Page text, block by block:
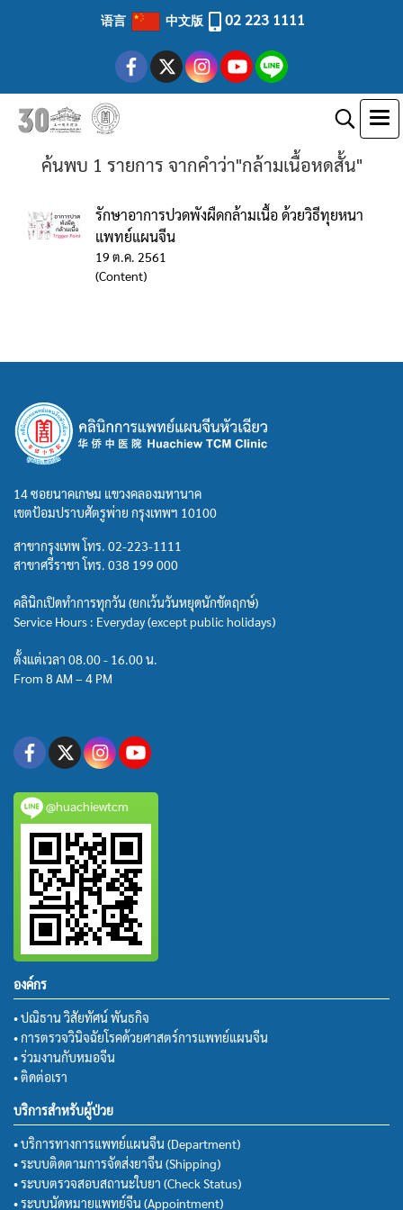
语言 中文版 02 223 1111
ค้นพบ 1 รายการ จากคำว่า"กล้ามเนื้อหดสั้น"
รักษาอาการปวดพังผืดกล้ามเนื้อ ด้วยวิธีทุยหนา
แพทย์แผนจีน
19 ต.ค. 2561
(Content)
14 ซอยนาคเกษม แขวงคลองมหานาค
เขตป้อมปราบศัตรูพ่าย กรุงเทพฯ 10100
สาขากรุงเทพ โทร. 02-223-1111
สาขาศรีราชา โทร. 038 199 000
คลินิกเปิดทำการทุกวัน (ยกเว้นวันหยุดนักขัตฤกษ์)
Service Hours : Everyday (except public holidays)
ตั้งแต่เวลา 08.00 - 16.00 น.
From 8 AM – 4 PM
@huachiewtcm
องค์กร
• ปณิธาน วิสัยทัศน์ พันธกิจ
• การตรวจวินิจฉัยโรคด้วยศาสตร์การแพทย์แผนจีน
• ร่วมงานกับหมอจีน
• ติดต่อเรา
บริการสำหรับผู้ป่วย
• บริการทางการแพทย์แผนจีน (Department)
• ระบบติดตามการจัดส่งยาจีน (Shipping)
• ระบบตรวจสอบสถานะใบยา (Check Status)
• ระบบนัดหมายแพทย์จีน (Appointment)